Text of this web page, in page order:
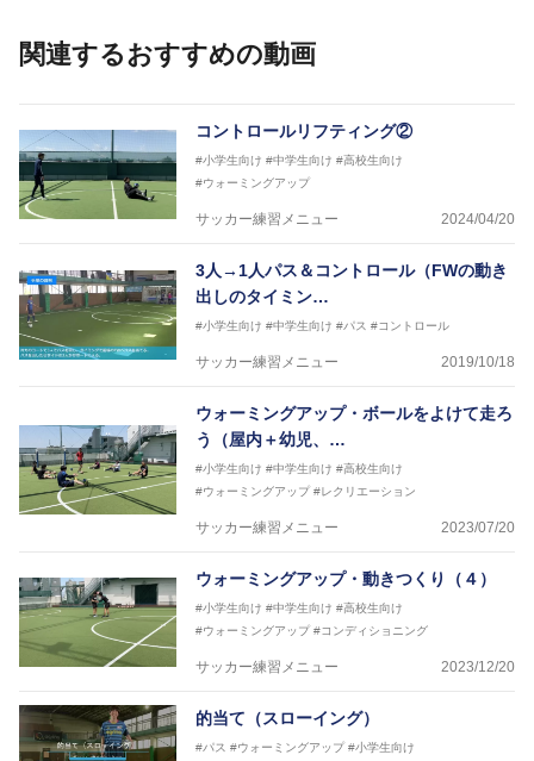
協会公認キッズリーダーチーフインストラクター
【指導歴】
FリーグU23選抜監督、ミャンマー女子フットサル代
表監督
日本サッカー協会フットサルインストラクター、AFC
（アジアサッカー連盟）フットサルインストラクター
ットサルB級コーチライセンス
横山 哲久
【指導歴】
ASV ペスカドーラ町田 監督、FC VIGORE 監督
日本サッカー協会公認B級ライセンス・日本サッカー
協会公認フットサルB級ライセンス
※全コーチボンフィンサッカースクール所属
関連するおすすめの動画
コントロールリフティング②
#小学生向け #中学生向け #高校生向け
#ウォーミングアップ
サッカー練習メニュー 2024/04/20
3人→1人パス＆コントロール（FWの動き
出しのタイミン…
#小学生向け #中学生向け #パス #コントロール
サッカー練習メニュー 2019/10/18
ウォーミングアップ・ボールをよけて走ろ
う（屋内＋幼児、…
#小学生向け #中学生向け #高校生向け
#ウォーミングアップ #レクリエーション
サッカー練習メニュー 2023/07/20
ウォーミングアップ・動きつくり（４）
#小学生向け #中学生向け #高校生向け
#ウォーミングアップ #コンディショニング
サッカー練習メニュー 2023/12/20
的当て（スローイング）
#パス #ウォーミングアップ #小学生向け